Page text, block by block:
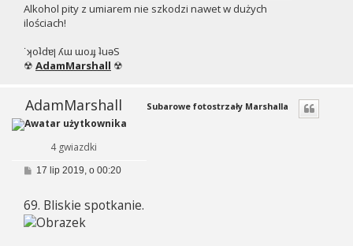
Alkohol pity z umiarem nie szkodzi nawet w dużych
ilościach!
˙ʞoʇdɐן ʎɯ ɯoɹɟ ʇuǝS
☢ AdamMarshall ☢
AdamMarshall
4 gwiazdki
Subarowe fotostrzały Marshalla
P
t
17 lip 2019, o 00:20
69. Bliskie spotkanie.